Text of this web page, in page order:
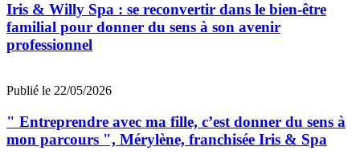
Iris & Willy Spa : se reconvertir dans le bien-être
familial pour donner du sens à son avenir
professionnel
Publié le 22/05/2026
" Entreprendre avec ma fille, c’est donner du sens à
mon parcours ", Mérylène, franchisée Iris & Spa